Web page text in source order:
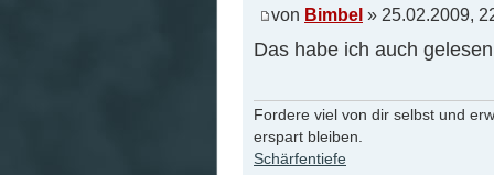
von Bimbel » 25.02.2009,
Das habe ich auch
Fordere viel von dir selbst und
erspart bleiben.
Schärfentiefe